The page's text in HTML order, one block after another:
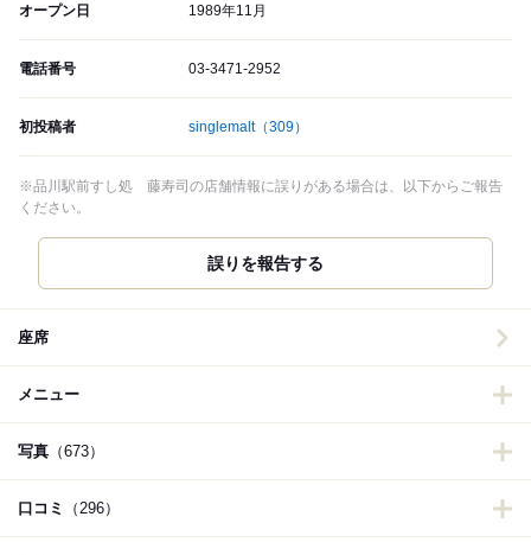
オープン日 1989年11月
電話番号 03-3471-2952
初投稿者 singlemalt（309）
※品川駅前すし処 藤寿司の店舗情報に誤りがある場合は、以下からご報告
ください。
誤りを報告する
座席
メニュー
写真 （673）
口コミ （296）